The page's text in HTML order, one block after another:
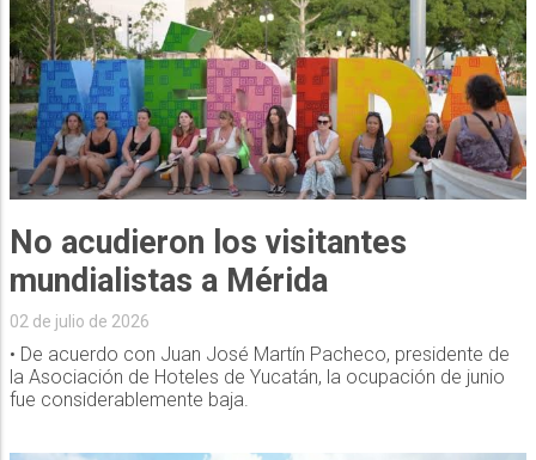
No acudieron los visitantes
mundialistas a Mérida
02 de julio de 2026
• De acuerdo con Juan José Martín Pacheco, presidente de
la Asociación de Hoteles de Yucatán, la ocupación de junio
fue considerablemente baja.